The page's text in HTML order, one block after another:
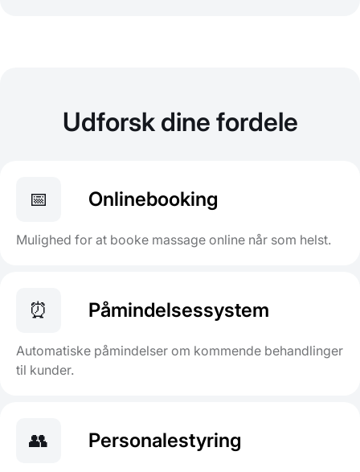
Udforsk dine fordele
📅 Onlinebooking
Mulighed for at booke massage online når som helst.
⏰ Påmindelsessystem
Automatiske påmindelser om kommende behandlinger
til kunder.
👥 Personalestyring